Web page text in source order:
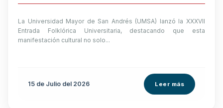
La Universidad Mayor de San Andrés (UMSA) lanzó la XXXVII
Entrada Folklórica Universitaria, destacando que esta
manifestación cultural no solo...
15 de Julio del 2026 Leer más